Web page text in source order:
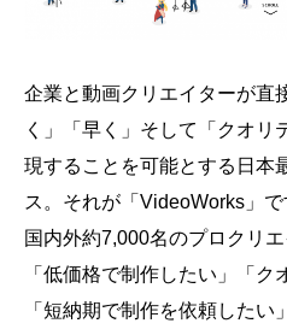
企業と動画クリエイターが直
く」「早く」そして「クオリ
現することを可能とする日本
ス。それが「VideoWorks」で
国内外約7,000名のプロクリ
「低価格で制作したい」「ク
「短納期で制作を依頼した